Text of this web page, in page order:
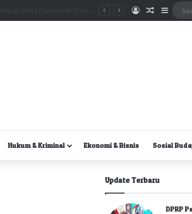
MasukRandom
Hukum & Kriminal Ekonomi & Bisnis Sosial
Update Terbaru
DPRP